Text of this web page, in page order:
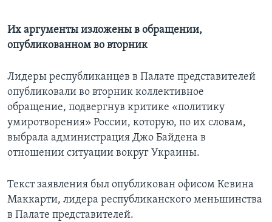
Их аргументы изложены в обращении,
опубликованном во вторник
Лидеры республиканцев в Палате представителей
опубликовали во вторник коллективное
обращение, подвергнув критике «политику
умиротворения» России, которую, по их словам,
выбрала администрация Джо Байдена в
отношении ситуации вокруг Украины.
Текст заявления был опубликован офисом Кевина
Маккарти, лидера республиканского меньшинства
в Палате представителей.